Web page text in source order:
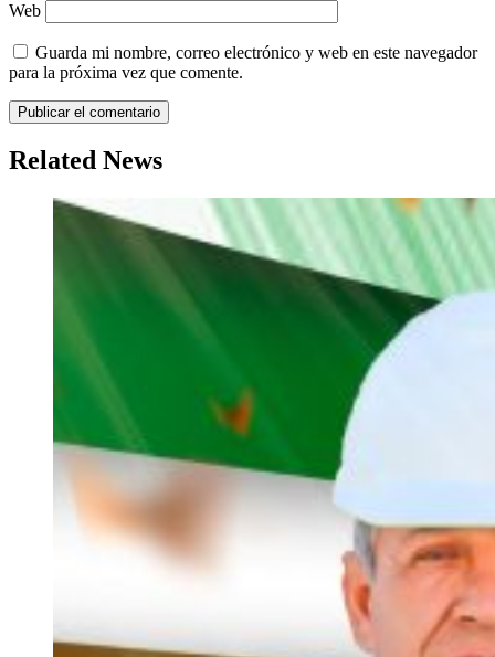
Web
Guarda mi nombre, correo electrónico y web en este navegador
para la próxima vez que comente.
Related News